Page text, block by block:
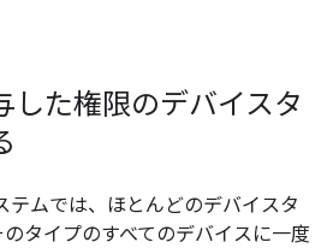
した権限のデバイスタ
テムでは、ほとんどのデバイスタ
タイプのすべてのデバイスに一度